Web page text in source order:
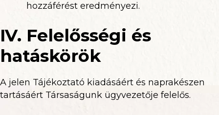
hozzáférést eredményezi.
IV. Felelősségi és
hatáskörök
A jelen Tájékoztató kiadásáért és naprakészen
tartásáért Társaságunk ügyvezetője felelős.